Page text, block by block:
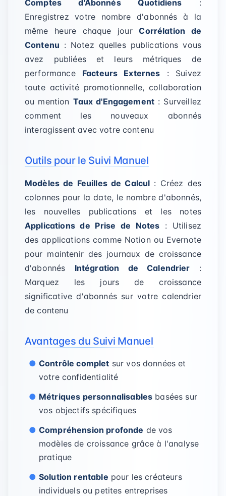
Comptes d'Abonnés Quotidiens :
Enregistrez votre nombre d'abonnés à la
même heure chaque jourCorrélation de
Contenu : Notez quelles publications vous
avez publiées et leurs métriques de
performance Facteurs Externes : Suivez
toute activité promotionnelle, collaboration
ou mention Taux d'Engagement : Surveillez
comment les nouveaux abonnés
interagissent avec votre contenu
Outils pour le Suivi Manuel
Modèles de Feuilles de Calcul : Créez des
colonnes pour la date, le nombre d'abonnés,
les nouvelles publications et les notes
Applications de Prise de Notes : Utilisez
des applications comme Notion ou Evernote
pour maintenir des journaux de croissance
d'abonnés Intégration de Calendrier :
Marquez les jours de croissance
significative d'abonnés sur votre calendrier
de contenu
Avantages du Suivi Manuel
Contrôle complet sur vos données et
votre confidentialité
Métriques personnalisables basées sur
vos objectifs spécifiques
Compréhension profonde de vos
modèles de croissance grâce à l'analyse
pratique
Solution rentable pour les créateurs
individuels ou petites entreprises